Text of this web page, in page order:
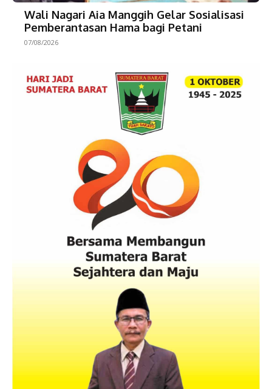
Wali Nagari Aia Manggih Gelar Sosialisasi
Pemberantasan Hama bagi Petani
07/08/2026